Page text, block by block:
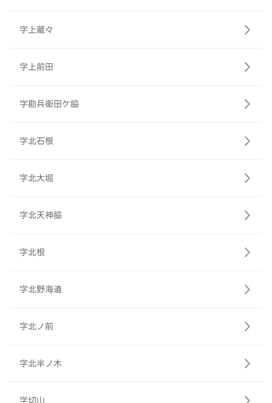
字上蔵々
字上前田
字勘兵衛田ケ脇
字北石根
字北大堀
字北天神脇
字北根
字北野海道
字北ノ前
字北半ノ木